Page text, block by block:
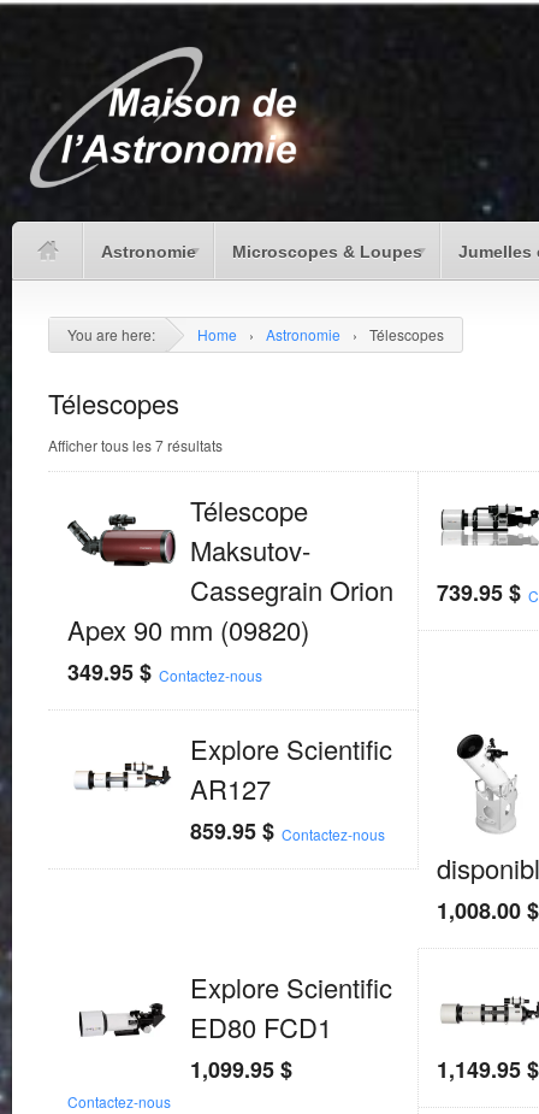
Astronomie Microscopes & Loupes Jumelles
You are here: Home › Astronomie › Télescopes
Télescopes
Afficher tous les 7 résultats
Télescope
Maksutov-
Cassegrain Orion
Apex 90 mm (09820)
349.95$ Contactez-nous
739.95$
Explore Scientific
AR127
859.95$ Contactez-nous
1,008.00$
Explore Scientific
ED80 FCD1
1,099.95$
Contactez-nous
1,149.95$